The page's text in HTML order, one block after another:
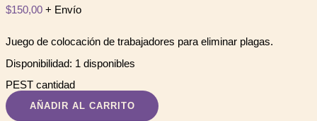
$150,00 + Envío
Juego de colocación de trabajadores para eliminar plagas.
Disponibilidad: 1 disponibles
PEST cantidad
AÑADIR AL CARRITO